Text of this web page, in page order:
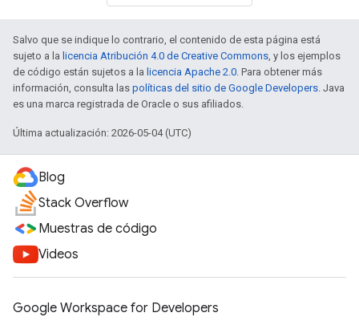
Salvo que se indique lo contrario, el contenido de esta página está
sujeto a la licencia Atribución 4.0 de Creative Commons, y los ejemplos
de código están sujetos a la licencia Apache 2.0. Para obtener más
información, consulta las políticas del sitio de Google Developers. Java
es una marca registrada de Oracle o sus afiliados.
Última actualización: 2026-05-04 (UTC)
Blog
Stack Overflow
Muestras de código
Videos
Google Workspace for Developers